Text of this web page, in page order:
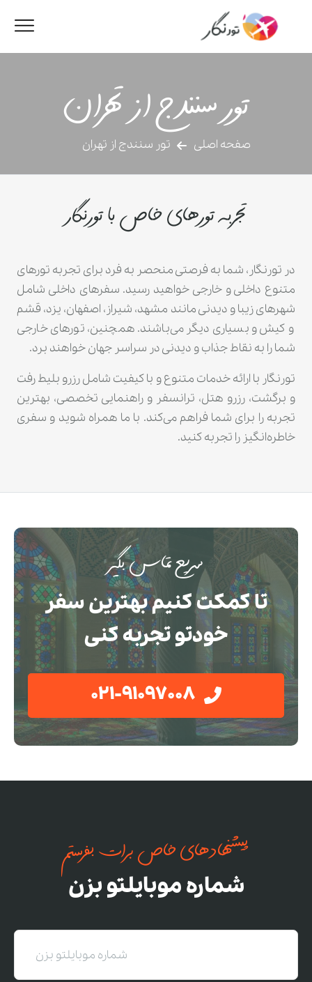
تور سنندج از تهران
صفحه اصلی تور سنندج از تهران
تجربه تورهای خاص با تورنگار
در تورنگار، شما به فرصتی منحصر به فرد برای تجربه تورهای
متنوع داخلی و خارجی خواهید رسید. سفرهای داخلی شامل
شهرهای زیبا و دیدنی مانند مشهد، شیراز، اصفهان، یزد، قشم
و کیش و بسیاری دیگر می‌باشند. همچنین، تورهای خارجی
شما را به نقاط جذاب و دیدنی در سراسر جهان خواهند برد.
تورنگار با ارائه خدمات متنوع و با کیفیت شامل رزرو بلیط رفت
و برگشت، رزرو هتل، ترانسفر و راهنمایی تخصصی، بهترین
تجربه را برای شما فراهم می‌کند. با ما همراه شوید و سفری
خاطره‌انگیز را تجربه کنید.
سریع تماس بگیر
تا کمکت کنیم بهترین سفر
خودتو تجربه کنی
021-91097008
پیشنهادهای خاص برات بفرستم
شماره موبایلتو بزن